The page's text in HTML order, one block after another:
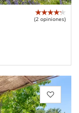
(2 opiniones)